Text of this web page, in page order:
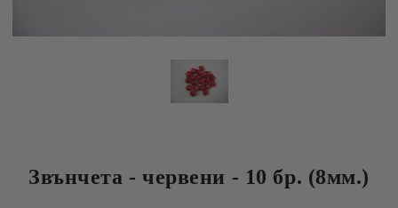
Звънчета - червени - 10 бр. (8мм.)